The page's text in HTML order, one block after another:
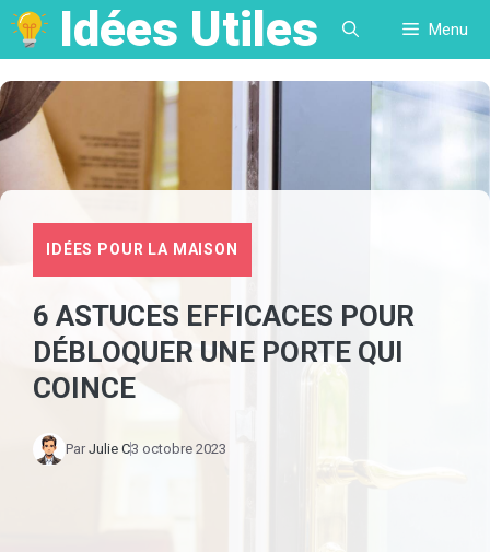
Aller
au
contenu
Idées Utiles Menu
IDÉES POUR LA MAISON
6 ASTUCES EFFICACES POUR
DÉBLOQUER UNE PORTE QUI
COINCE
ParJulie C3 octobre 2023